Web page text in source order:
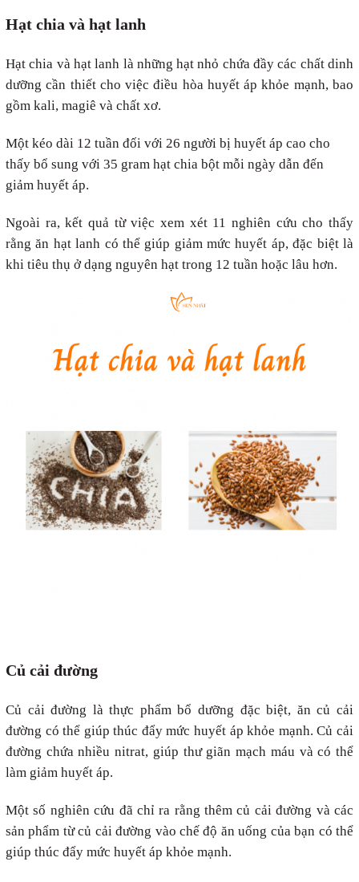
Hạt chia và hạt lanh
Hạt chia và hạt lanh là những hạt nhỏ chứa đầy các chất dinh
dưỡng cần thiết cho việc điều hòa huyết áp khỏe mạnh, bao
gồm kali, magiê và chất xơ.
Một kéo dài 12 tuần đối với 26 người bị huyết áp cao cho
thấy bổ sung với 35 gram hạt chia bột mỗi ngày dẫn đến
giảm huyết áp.
Ngoài ra, kết quả từ việc xem xét 11 nghiên cứu cho thấy
rằng ăn hạt lanh có thể giúp giảm mức huyết áp, đặc biệt là
khi tiêu thụ ở dạng nguyên hạt trong 12 tuần hoặc lâu hơn.
Củ cải đường
Củ cải đường là thực phẩm bổ dưỡng đặc biệt, ăn củ cải
đường có thể giúp thúc đẩy mức huyết áp khỏe mạnh. Củ cải
đường chứa nhiều nitrat, giúp thư giãn mạch máu và có thể
làm giảm huyết áp.
Một số nghiên cứu đã chỉ ra rằng thêm củ cải đường và các
sản phẩm từ củ cải đường vào chế độ ăn uống của bạn có thể
giúp thúc đẩy mức huyết áp khỏe mạnh.